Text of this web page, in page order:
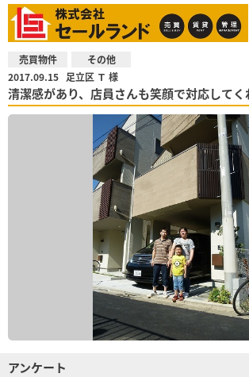
売買物件
その他
2017.09.15 足立区 Ｔ 様
清潔感があり、店員さんも笑顔で対応してく
アンケート